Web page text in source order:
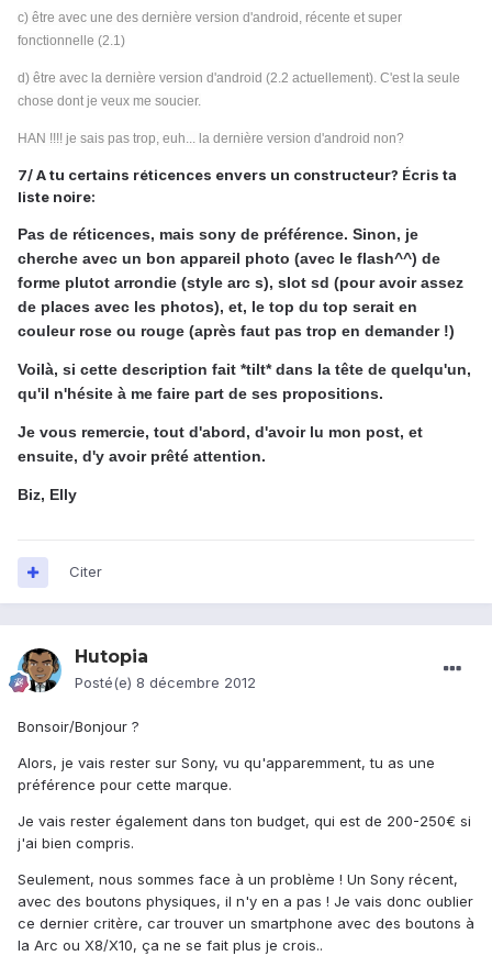
c) être avec une des dernière version d'android, récente et super
fonctionnelle (2.1)
d) être avec la dernière version d'android (2.2 actuellement). C'est la seule
chose dont je veux me soucier.
HAN !!!! je sais pas trop, euh... la dernière version d'android non?
7/ A tu certains réticences envers un constructeur? Écris ta
liste noire:
Pas de réticences, mais sony de préférence. Sinon, je
cherche avec un bon appareil photo (avec le flash^^) de
forme plutot arrondie (style arc s), slot sd (pour avoir assez
de places avec les photos), et, le top du top serait en
couleur rose ou rouge (après faut pas trop en demander !)
Voilà, si cette description fait *tilt* dans la tête de quelqu'un,
qu'il n'hésite à me faire part de ses propositions.
Je vous remercie, tout d'abord, d'avoir lu mon post, et
ensuite, d'y avoir prêté attention.
Biz, Elly
Citer
Hutopia
Posté(e) 8 décembre 2012
Bonsoir/Bonjour ?
Alors, je vais rester sur Sony, vu qu'apparemment, tu as une
préférence pour cette marque.
Je vais rester également dans ton budget, qui est de 200-250€ si
j'ai bien compris.
Seulement, nous sommes face à un problème ! Un Sony récent,
avec des boutons physiques, il n'y en a pas ! Je vais donc oublier
ce dernier critère, car trouver un smartphone avec des boutons à
la Arc ou X8/X10, ça ne se fait plus je crois..